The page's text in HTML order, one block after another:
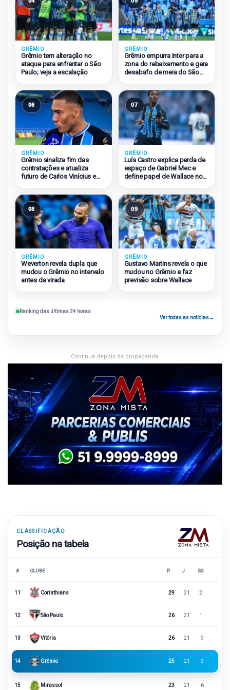
GRÊMIO
Grêmio tem alteração no
ataque para enfrentar o São
Paulo; veja a escalação
GRÊMIO
Grêmio empurra Inter para a
zona do rebaixamento e gera
desabafo de meia do São
06
GRÊMIO
Grêmio sinaliza fim das
contratações e atualiza
futuro de Carlos Vinícius e
07
GRÊMIO
Luís Castro explica perda de
espaço de Gabriel Mec e
define papel de Wallace no
08
GRÊMIO
Weverton revela dupla que
mudou o Grêmio no intervalo
antes da virada
09
GRÊMIO
Gustavo Martins revela o que
mudou no Grêmio e faz
previsão sobre Wallace
Ranking das últimas 24 horas
Ver todas as notícias→
Continua depois da propaganda.
CLASSIFICAÇÃO
Posição na tabela
# CLUBE P J SG
11 Corinthians 29 21 2
12 São Paulo 26 21 1
13 Vitória 26 21 -9
14 Grêmio 25 21 -3
15 Mirassol 23 21 -6